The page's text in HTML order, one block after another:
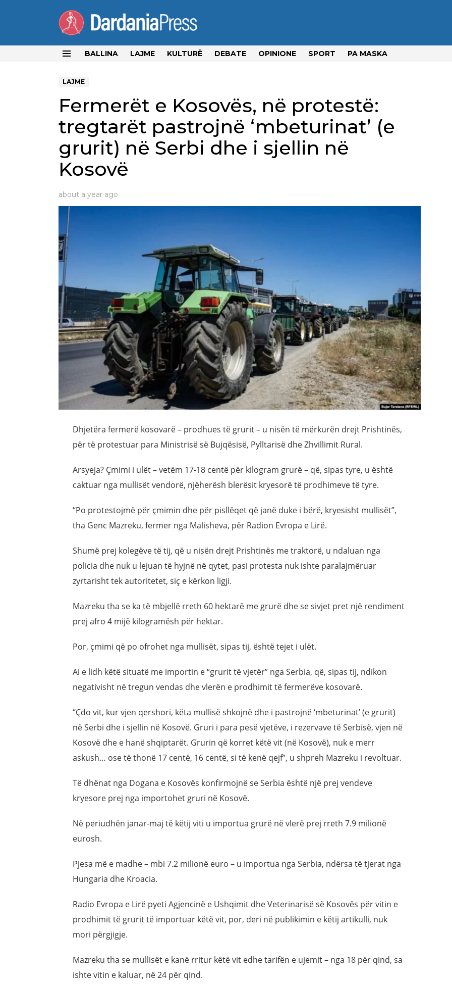
BALLINA LAJME KULTURË DEBATE OPINIONE SPORT PA MASKA
LAJME
Fermerët e Kosovës, në protestë:
tregtarët pastrojnë ‘mbeturinat’ (e
grurit) në Serbi dhe i sjellin në
Kosovë
about a year ago
Dhjetëra fermerë kosovarë – prodhues të grurit – u nisën të mërkurën drejt Prishtinës,
për të protestuar para Ministrisë së Bujqësisë, Pylltarisë dhe Zhvillimit Rural.
Arsyeja? Çmimi i ulët – vetëm 17-18 centë për kilogram grurë – që, sipas tyre, u është
caktuar nga mullisët vendorë, njëherësh blerësit kryesorë të prodhimeve të tyre.
“Po protestojmë për çmimin dhe për pisllëqet që janë duke i bërë, kryesisht mullisët”,
tha Genc Mazreku, fermer nga Malisheva, për Radion Evropa e Lirë.
Shumë prej kolegëve të tij, që u nisën drejt Prishtinës me traktorë, u ndaluan nga
policia dhe nuk u lejuan të hyjnë në qytet, pasi protesta nuk ishte paralajmëruar
zyrtarisht tek autoritetet, siç e kërkon ligji.
Mazreku tha se ka të mbjellë rreth 60 hektarë me grurë dhe se sivjet pret një rendiment
prej afro 4 mijë kilogramësh për hektar.
Por, çmimi që po ofrohet nga mullisët, sipas tij, është tejet i ulët.
Ai e lidh këtë situatë me importin e “grurit të vjetër” nga Serbia, që, sipas tij, ndikon
negativisht në tregun vendas dhe vlerën e prodhimit të fermerëve kosovarë.
“Çdo vit, kur vjen qershori, këta mullisë shkojnë dhe i pastrojnë ‘mbeturinat’ (e grurit)
në Serbi dhe i sjellin në Kosovë. Gruri i para pesë vjetëve, i rezervave të Serbisë, vjen në
Kosovë dhe e hanë shqiptarët. Grurin që korret këtë vit (në Kosovë), nuk e merr
askush… ose të thonë 17 centë, 16 centë, si të kenë qejf”, u shpreh Mazreku i revoltuar.
Të dhënat nga Dogana e Kosovës konfirmojnë se Serbia është një prej vendeve
kryesore prej nga importohet gruri në Kosovë.
Në periudhën janar-maj të këtij viti u importua grurë në vlerë prej rreth 7.9 milionë
eurosh.
Pjesa më e madhe – mbi 7.2 milionë euro – u importua nga Serbia, ndërsa të tjerat nga
Hungaria dhe Kroacia.
Radio Evropa e Lirë pyeti Agjencinë e Ushqimit dhe Veterinarisë së Kosovës për vitin e
prodhimit të grurit të importuar këtë vit, por, deri në publikimin e këtij artikulli, nuk
mori përgjigje.
Mazreku tha se mullisët e kanë rritur këtë vit edhe tarifën e ujemit – nga 18 për qind, sa
ishte vitin e kaluar, në 24 për qind.